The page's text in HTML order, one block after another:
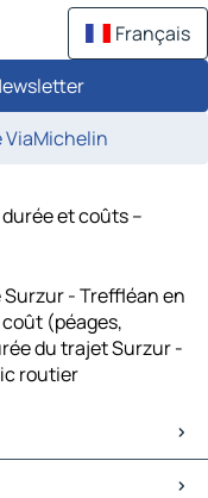
Français
ViaMichelin
et coûts –
- Treffléan en
(péages,
du trajet Surzur -
routier